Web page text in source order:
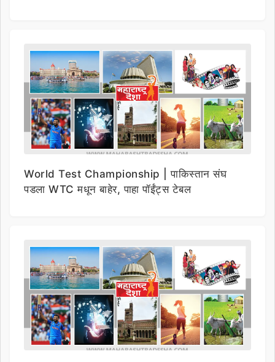
World Test Championship | पाकिस्तान संघ
पडला WTC मधून बाहेर, पाहा पॉईंट्स टेबल